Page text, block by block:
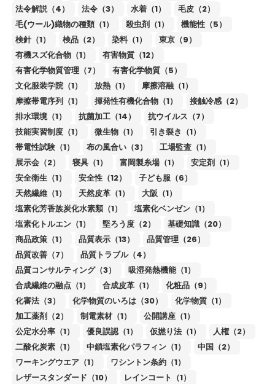
法令解説（4）
法令（3） 水着（1）
毛皮（2）
毛(ウール)織物の種類（1）
殺虫剤（1）
機能性（5）
検針（1）
検品（2） 染料（1）
東京（9）
有機スズ化合物（1）
有害物質（12）
有害化学物質管理（7）
有害化学物質（5）
文化服装学院（1）
放熱（1）
摩擦溶融（1）
摩擦帯電序列（1）
揮発性有機化合物（1）
接触冷感（2）
排水環境（1）
抗菌加工（14）
抗ウイルス（7）
技能実習制度（1）
微生物（1）
引き裂き（1）
帯電性試験（1）
布の風合い（3）
工場監査（1）
展示会（2）
寝具（1） 富岡製糸場（1）
安定剤（1）
安全衛生（1）
安全性（12）
子ども服（6）
天然繊維（1）
天然皮革（1）
大阪（1）
塩素化芳香族炭化水素類（1）
塩素化ベンゼン（1）
塩素化トルエン（1）
堅ろう度（2）
基礎知識（20）
商品政策（1）
品質表示（13）
品質管理（26）
品質改善（7）
品質トラブル（4）
品質コンサルティング（3）
吸湿発熱機能（1）
合成繊維の融点（1）
合成皮革（1）
化粧品（9）
化審法（3）
化学物質のいろは（30）
化学物質（1）
加工薬剤（2）
制電素材（1）
公開講座（1）
公定水分率（1）
優良誤認（1） 仮撚り法（1）
人権（2）
二酸化炭素（1）
中鎖塩素化パラフィン（1）
中国（2）
ワーキングウエア（1）
ワシントン条約（1）
レザースタンダード（10）
レインコート（1）